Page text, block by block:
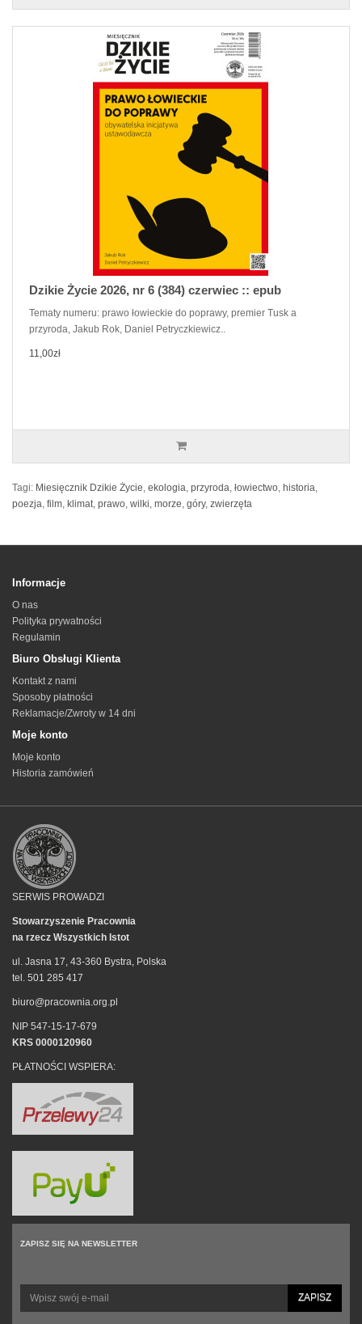
Dzikie Życie 2026, nr 6 (384) czerwiec :: epub
Tematy numeru: prawo łowieckie do poprawy, premier Tusk a
przyroda, Jakub Rok, Daniel Petryczkiewicz..
11,00zł
Tagi: Miesięcznik Dzikie Życie, ekologia, przyroda, łowiectwo, historia,
poezja, film, klimat, prawo, wilki, morze, góry, zwierzęta
Informacje
O nas
Polityka prywatności
Regulamin
Biuro Obsługi Klienta
Kontakt z nami
Sposoby płatności
Reklamacje/Zwroty w 14 dni
Moje konto
Moje konto
Historia zamówień
SERWIS PROWADZI
Stowarzyszenie Pracownia
na rzecz Wszystkich Istot
ul. Jasna 17, 43-360 Bystra, Polska
tel. 501 285 417
biuro@pracownia.org.pl
NIP 547-15-17-679
KRS 0000120960
PŁATNOŚCI WSPIERA:
ZAPISZ SIĘ NA NEWSLETTER
ZAPISZ